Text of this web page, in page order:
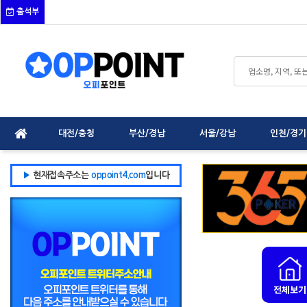
출석부
대전/충청 부산/경남 서울/강남 인천/경기
전체보기
▶ 현재접속주소는 oppoint4.com입니다